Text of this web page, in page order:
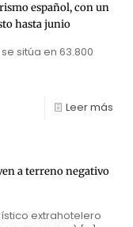
español, con un
hasta junio
sitúa en 63.800
Leer más
a terreno negativo
extrahotelero